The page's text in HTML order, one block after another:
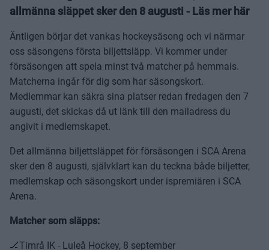
allmänna släppet sker den 8 augusti - Läs mer här
Äntligen börjar det vankas hockeysäsong och vi närmar
oss säsongens första biljettsläpp. Vi kommer under
försäsongen att spela minst två matcher på hemmais.
Matcherna ingår för dig som har säsongskort.
Medlemmar kan säkra sina platser redan fredagen den 7
augusti, det skickas då ut länk till den mailadress du
angivit i medlemskapet.
Det allmänna biljettsläppet för försäsongen i SCA Arena
sker den 8 augusti, självklart kan du teckna både biljetter,
medlemskap och säsongskort under ispremiären i SCA
Arena.
Matcher som släpps:
🏒Timrå IK - Luleå Hockey, 8 september